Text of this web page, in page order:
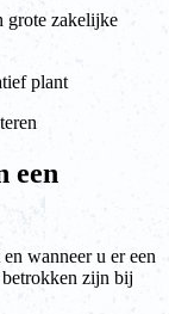
grote zakelijke
plant
een
wanneer u er een
zijn bij